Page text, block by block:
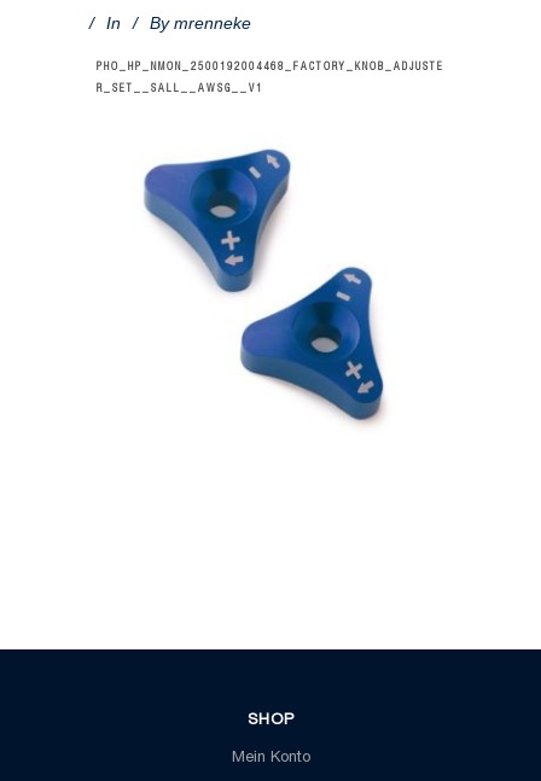
In By mrenneke
PHO_HP_NMON_2500192004468_FACTORY_KNOB_ADJUSTE
R_SET__SALL__AWSG__V1
SHOP
Mein Konto